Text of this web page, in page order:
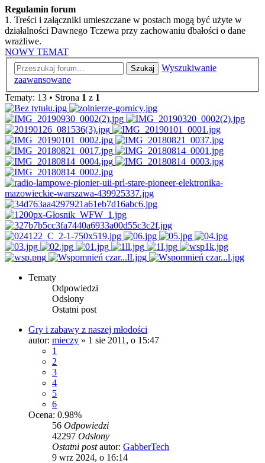
Regulamin forum
1. Treści i załączniki umieszczane w postach mogą być użyte w
działalności Dawnego Tczewa przy zachowaniu dbałości o dane
wrażliwe.
NOWY TEMAT
Szukaj
Wyszukiwanie
zaawansowane
Tematy: 13 • Strona 1 z 1
Tematy
Odpowiedzi
Odsłony
Ostatni post
Gry i zabawy z naszej młodości
autor: mieczy » 1 sie 2011, o 15:47
1
2
3
4
5
6
Ocena: 0.98%
56 Odpowiedzi
42297 Odsłony
Ostatni postautor: GabberTech
9 wrz 2024, o 16:14